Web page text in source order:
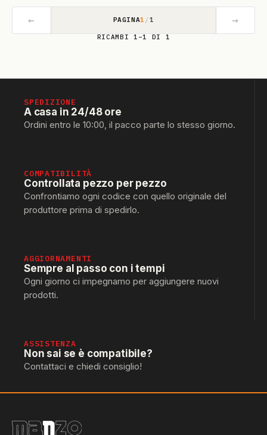
← PAGINA1 /1 →
RICAMBI 1–1 DI 1
SPEDIZIONE
A casa in 24/48 ore
Ordini entro le 10:00, il pacco parte lo stesso giorno.
COMPATIBILITÀ
Controllata pezzo per pezzo
Confrontiamo ogni codice con quello originale del
produttore prima di spedirlo.
AGGIORNAMENTI
Sempre al passo con i tempi
Ogni giorno ci impegnamo per aggiungere nuovi
prodotti.
ASSISTENZA
Non sai se è compatibile?
Contattaci e chiedi consiglio!